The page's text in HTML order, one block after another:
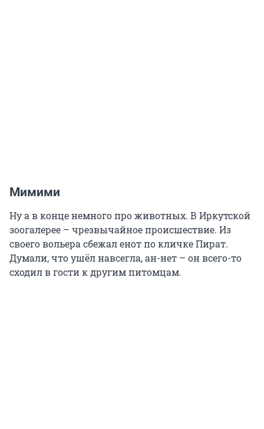
Мимими
Ну а в конце немного про животных. В Иркутской
зоогалерее – чрезвычайное происшествие. Из
своего вольера сбежал енот по кличке Пират.
Думали, что ушёл навсегла, ан-нет – он всего-то
сходил в гости к другим питомцам.